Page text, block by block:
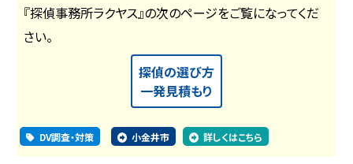
『探偵事務所ラクヤス』の次のページをご覧になってくだ
さい。
探偵の選び方
一発見積もり
DV調査・対策 小金井市 詳しくはこちら